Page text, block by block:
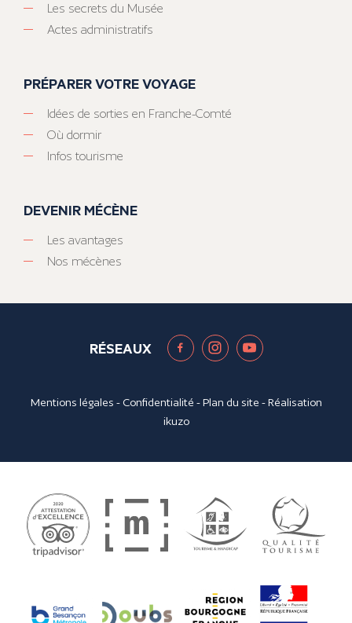
Les secrets du Musée
Actes administratifs
PRÉPARER VOTRE VOYAGE
Idées de sorties en Franche-Comté
Où dormir
Infos tourisme
DEVENIR MÉCÈNE
Les avantages
Nos mécènes
RÉSEAUX
Mentions légales - Confidentialité -Plan du site - Réalisation
ikuzo